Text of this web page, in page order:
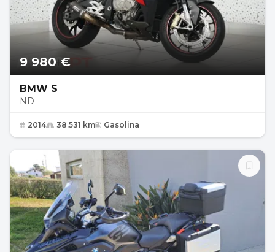
9 980 €
BMW S
ND
2014 38.531 km Gasolina